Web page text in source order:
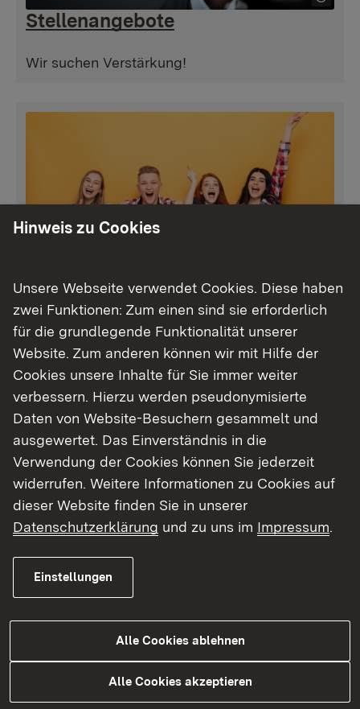
Stellenangebote
Wir suchen Verstärkung!
Ausbildung und Praktika
Bei uns sind Sie richtig!
Ökologisches Jahr​​ im Bereich des Ökomobils
Hinweis zu Cookies
Unsere Webseite verwendet Cookies. Diese haben
zwei Funktionen: Zum einen sind sie erforderlich
für die grundlegende Funktionalität unserer
Website. Zum anderen können wir mit Hilfe der
Cookies unsere Inhalte für Sie immer weiter
verbessern. Hierzu werden pseudonymisierte
Daten von Website-Besuchern gesammelt und
ausgewertet. Das Einverständnis in die
Verwendung der Cookies können Sie jederzeit
widerrufen. Weitere Informationen zu Cookies auf
dieser Website finden Sie in unserer
Datenschutzerklärung und zu uns im Impressum.
Einstellungen
Alle Cookies ablehnen
Alle Cookies akzeptieren